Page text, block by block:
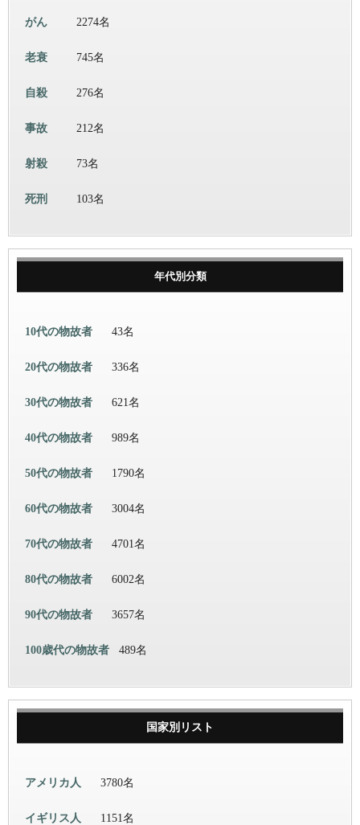
がん 2274名
老衰 745名
自殺 276名
事故 212名
射殺 73名
死刑 103名
年代別分類
10代の物故者 43名
20代の物故者 336名
30代の物故者 621名
40代の物故者 989名
50代の物故者 1790名
60代の物故者 3004名
70代の物故者 4701名
80代の物故者 6002名
90代の物故者 3657名
100歳代の物故者 489名
国家別リスト
アメリカ人 3780名
イギリス人 1151名